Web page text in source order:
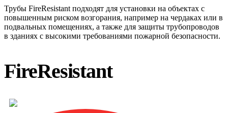
Трубы FireResistant подходят для установки на объектах с
повышенным риском возгорания, например на чердаках или в
подвальных помещениях, а также для защиты трубопроводов
в зданиях с высокими требованиями пожарной безопасности.
FireResistant